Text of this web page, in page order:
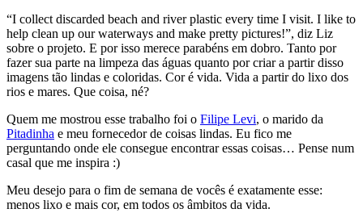
“I collect discarded beach and river plastic every time I visit. I like to
help clean up our waterways and make pretty pictures!”, diz Liz
sobre o projeto. E por isso merece parabéns em dobro. Tanto por
fazer sua parte na limpeza das águas quanto por criar a partir disso
imagens tão lindas e coloridas. Cor é vida. Vida a partir do lixo dos
rios e mares. Que coisa, né?
Quem me mostrou esse trabalho foi o Filipe Levi, o marido da
Pitadinha e meu fornecedor de coisas lindas. Eu fico me
perguntando onde ele consegue encontrar essas coisas… Pense num
casal que me inspira :)
Meu desejo para o fim de semana de vocês é exatamente esse:
menos lixo e mais cor, em todos os âmbitos da vida.